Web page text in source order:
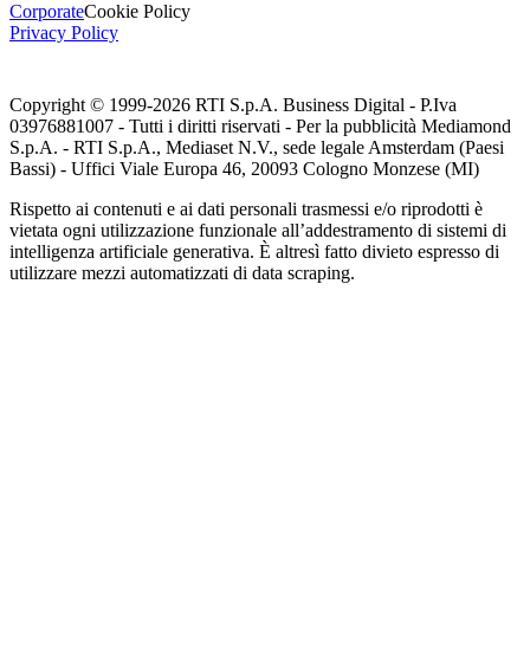
CorporateCookie Policy
Privacy Policy
Copyright © 1999-2026 RTI S.p.A. Business Digital - P.Iva
03976881007 - Tutti i diritti riservati - Per la pubblicità Mediamond
S.p.A. - RTI S.p.A., Mediaset N.V., sede legale Amsterdam (Paesi
Bassi) - Uffici Viale Europa 46, 20093 Cologno Monzese (MI)
Rispetto ai contenuti e ai dati personali trasmessi e/o riprodotti è
vietata ogni utilizzazione funzionale all’addestramento di sistemi di
intelligenza artificiale generativa. È altresì fatto divieto espresso di
utilizzare mezzi automatizzati di data scraping.